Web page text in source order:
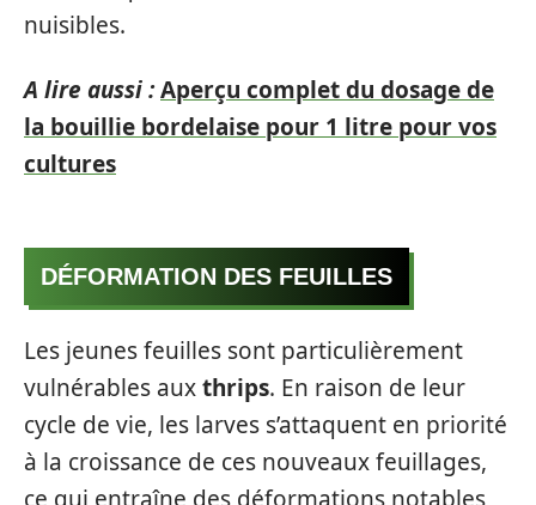
nuisibles.
A lire aussi :Aperçu complet du dosage de
la bouillie bordelaise pour 1 litre pour vos
cultures
DÉFORMATION DES FEUILLES
Les jeunes feuilles sont particulièrement
vulnérables auxthrips. En raison de leur
cycle de vie, les larves s’attaquent en priorité
à la croissance de ces nouveaux feuillages,
ce qui entraîne des déformations notables